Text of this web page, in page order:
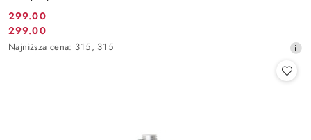
Cena
promocyjna:
299.00
Cena
promocyjna:
299.00
Najniższa
Najniższa cena: 315, 315